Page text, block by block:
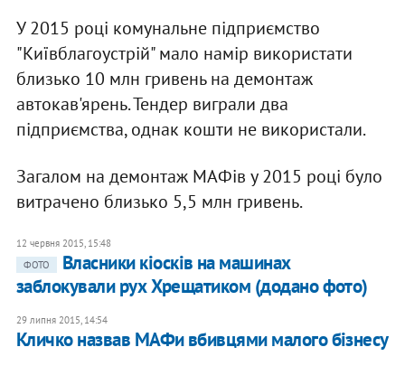
У 2015 році комунальне підприємство
"Київблагоустрій" мало намір використати
близько 10 млн гривень на демонтаж
автокав'ярень. Тендер виграли два
підприємства, однак кошти не використали.
Загалом на демонтаж МАФів у 2015 році було
витрачено близько 5,5 млн гривень.
12 червня 2015, 15:48
ФОТО
Власники кіосків на машинах
заблокували рух Хрещатиком (додано фото)
29 липня 2015, 14:54
Кличко назвав МАФи вбивцями малого бізнесу